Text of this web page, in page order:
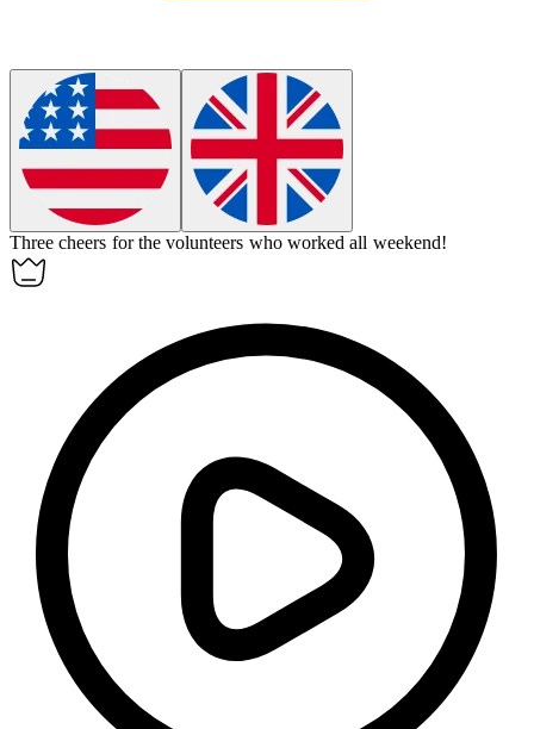
Three cheers for the volunteers who worked all weekend!